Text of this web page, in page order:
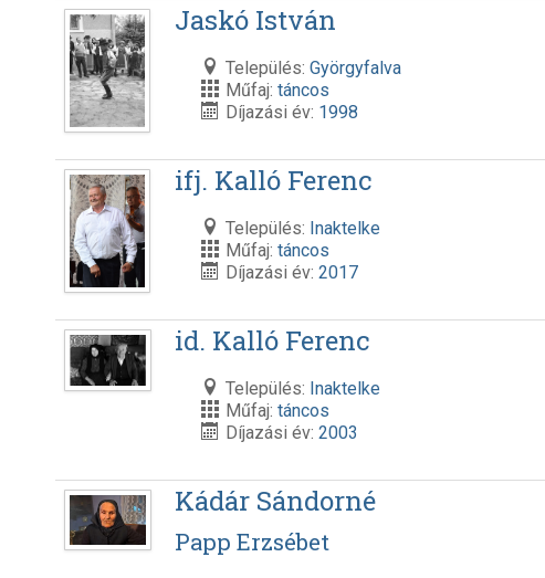
Jaskó István
Település:Györgyfalva
Műfaj:táncos
Díjazási év: 1998
ifj. Kalló Ferenc
Település: Inaktelke
Műfaj:táncos
Díjazási év:2017
id. Kalló Ferenc
Település: Inaktelke
Műfaj:táncos
Díjazási év:2003
Kádár Sándorné
Papp Erzsébet